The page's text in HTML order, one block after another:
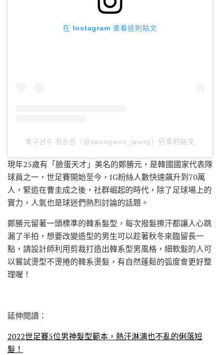
在 Instagram 查看這則貼文
축구선수 정승원（@seungwon_jeong）分享的貼文
現年25歲有「臉蛋天才」美名的鄭勝元，是韓國國家代表隊
球員之一，世足賽開始至今，IG粉絲人數快速飆升到70萬
人，緊追在曹圭成之後，社群崛起的時代，除了足球場上的
實力，人氣也是球迷們熱烈討論的話題。
鄭勝元留著一頭標準的韓系髮型，每次撥髮擦汗都讓人心跳
漏了半拍，想要改變造型的男生可以趁著秋冬來臨留長一
點，請設計師利用剪裁打造出韓系型男風格，細軟髮的人可
以嘗試燙型不燙捲的韓系燙髮，有自然蓬鬆的弧度會更好整
理喔！
延伸閱讀：
2022世足賽5位男神髮型範本，熱汗淋漓也不亂的俐落短
髮！